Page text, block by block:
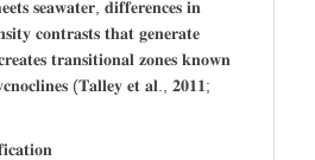
𝐬𝐞𝐚𝐰𝐚𝐭𝐞𝐫, 𝐝𝐢𝐟𝐟𝐞𝐫𝐞𝐧𝐜𝐞𝐬 𝐢𝐧
𝐜𝐨𝐧𝐭𝐫𝐚𝐬𝐭𝐬 𝐭𝐡𝐚𝐭 𝐠𝐞𝐧𝐞𝐫𝐚𝐭𝐞
𝐭𝐫𝐚𝐧𝐬𝐢𝐭𝐢𝐨𝐧𝐚𝐥 𝐳𝐨𝐧𝐞𝐬 𝐤𝐧𝐨𝐰𝐧
(𝐓𝐚𝐥𝐥𝐞𝐲 𝐞𝐭 𝐚𝐥., 𝟐𝟎𝟏𝟏;